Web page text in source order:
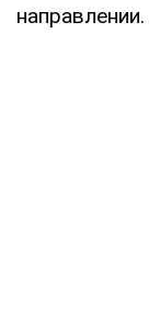
направлении.